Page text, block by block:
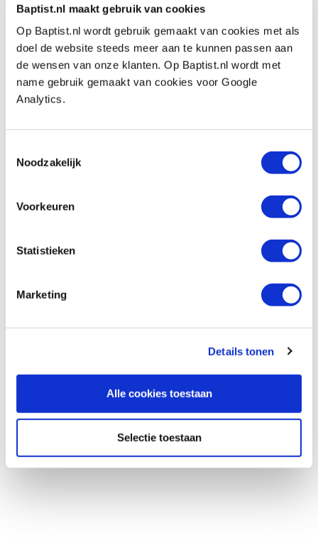
Baptist.nl maakt gebruik van cookies
Op Baptist.nl wordt gebruik gemaakt van cookies met als
doel de website steeds meer aan te kunnen passen aan
de wensen van onze klanten. Op Baptist.nl wordt met
name gebruik gemaakt van cookies voor Google
Analytics.
Noodzakelijk
Voorkeuren
Statistieken
Marketing
Details tonen
Alle cookies toestaan
Selectie toestaan
€ 90,91 excl. btw
Op voorraad
Vergelijken